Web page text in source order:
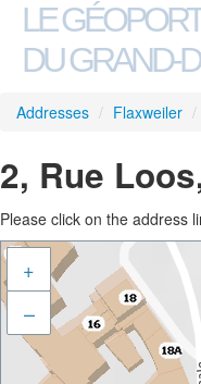
LE
DU GRAND-
Addresses / Flaxweiler /
2, Rue
Please click on the address
+
–